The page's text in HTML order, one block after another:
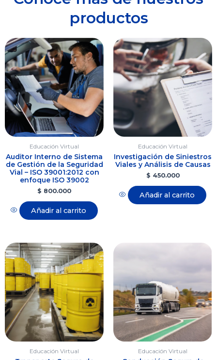
productos
Educación Virtual
Auditor Interno de Sistema
de Gestión de la Seguridad
Vial – ISO 39001:2012 con
enfoque ISO 39002
$ 800.000
Añadir al carrito
Educación Virtual
Investigación de Siniestros
Viales y Análisis de Causas
$ 450.000
Añadir al carrito
Educación Virtual Educación Virtual